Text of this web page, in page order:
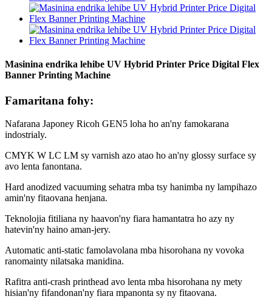
Masinina endrika lehibe UV Hybrid Printer Price Digital Flex
Banner Printing Machine
Famaritana fohy:
Nafarana Japoney Ricoh GEN5 loha ho an'ny famokarana
indostrialy.
CMYK W LC LM sy varnish azo atao ho an'ny glossy surface sy
avo lenta fanontana.
Hard anodized vacuuming sehatra mba tsy hanimba ny lampihazo
amin'ny fitaovana henjana.
Teknolojia fitiliana ny haavon'ny fiara hamantatra ho azy ny
hatevin'ny haino aman-jery.
Automatic anti-static famolavolana mba hisorohana ny vovoka
ranomainty nilatsaka manidina.
Rafitra anti-crash printhead avo lenta mba hisorohana ny mety
hisian'ny fifandonan'ny fiara mpanonta sy ny fitaovana.